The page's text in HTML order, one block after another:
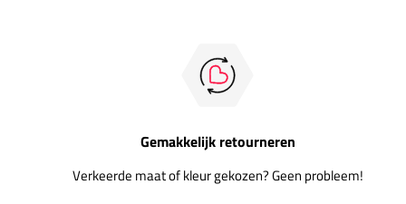
Gemakkelijk retourneren
Verkeerde maat of kleur gekozen? Geen probleem!